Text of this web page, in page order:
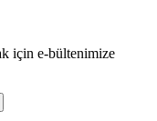
için e-bültenimize